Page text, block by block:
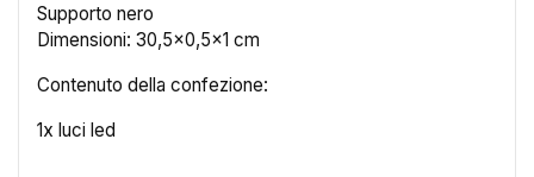
Supporto nero
Dimensioni: 30,5x0,5x1 cm
Contenuto della confezione:
1x luci led
Nome lista dei desideri